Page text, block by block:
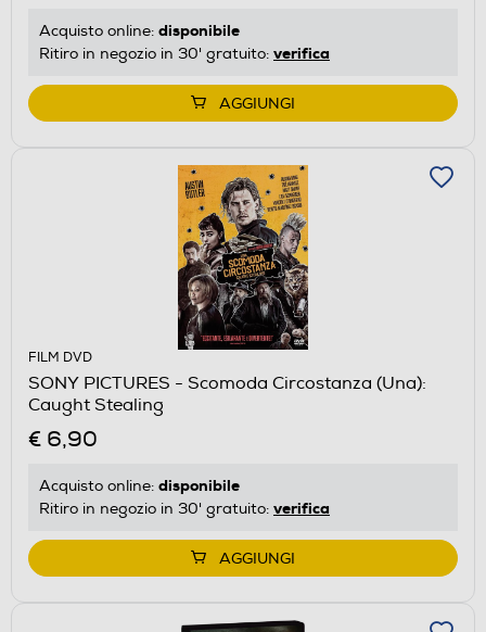
Acquisto online: disponibile
Ritiro in negozio in 30' gratuito: verifica
AGGIUNGI
FILM DVD
SONY PICTURES - Scomoda Circostanza (Una):
Caught Stealing
€ 6,90
Acquisto online: disponibile
Ritiro in negozio in 30' gratuito: verifica
AGGIUNGI